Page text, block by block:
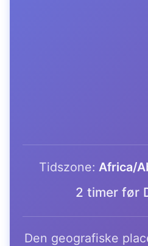
Tidszone: Africa/
2 timer før
Den geografiske